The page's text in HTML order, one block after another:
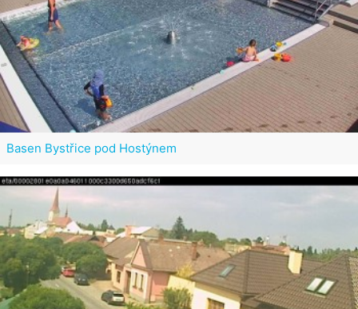
Basen Bystřice pod Hostýnem